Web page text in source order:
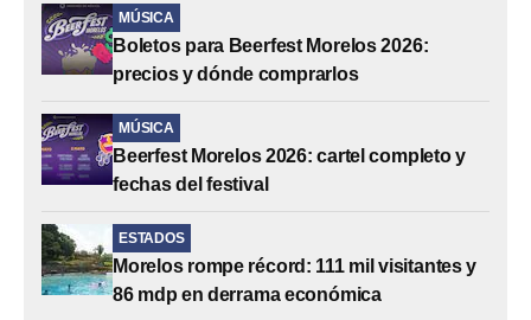
MÚSICA
Boletos para Beerfest Morelos 2026:
precios y dónde comprarlos
MÚSICA
Beerfest Morelos 2026: cartel completo y
fechas del festival
ESTADOS
Morelos rompe récord: 111 mil visitantes y
86 mdp en derrama económica